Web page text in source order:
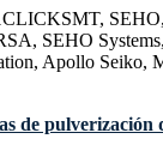
SEHO
Apollo Seiko,
de pulverización